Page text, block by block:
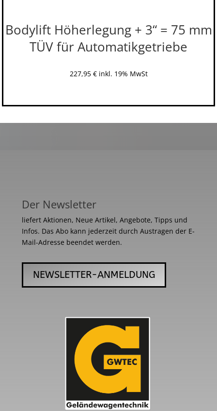
Bodylift Höherlegung + 3“ = 75 mm
TÜV für Automatikgetriebe
227,95 € inkl. 19% MwSt
Der Newsletter
liefert Aktionen, Neue Artikel, Angebote, Tipps und
Infos. Das Abo kann jederzeit durch Austragen der E-
Mail-Adresse beendet werden.
NEWSLETTER-ANMELDUNG